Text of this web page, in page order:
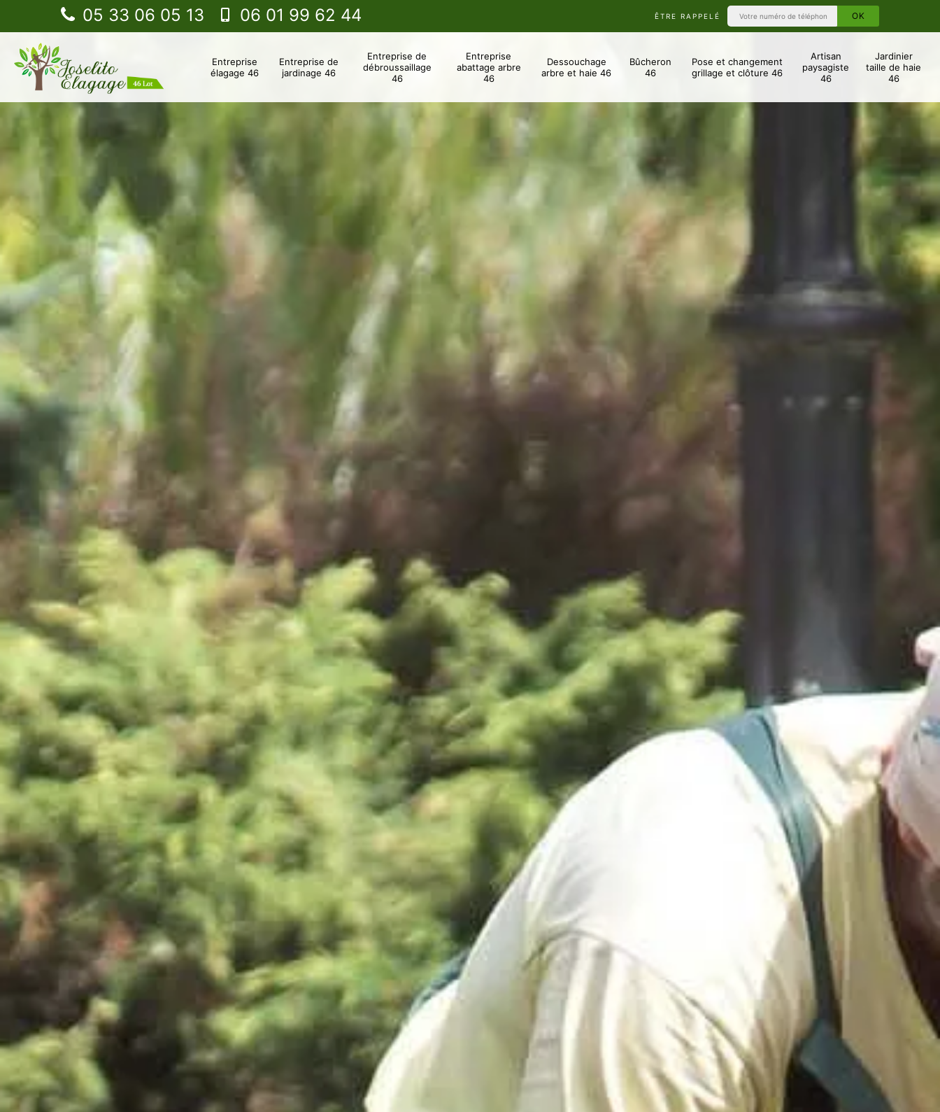
05 33 06 05 13 06 01 99 62 44 ÊTRE RAPPELÉ
Entreprise
élagage 46
Entreprise de
jardinage 46
Entreprise de
débroussaillage
46
Entreprise
abattage arbre
46
Dessouchage
arbre et haie 46
Bûcheron
46
Pose et changement
grillage et clôture 46
Artisan
paysagiste
46
Jardinier
taille de haie
46